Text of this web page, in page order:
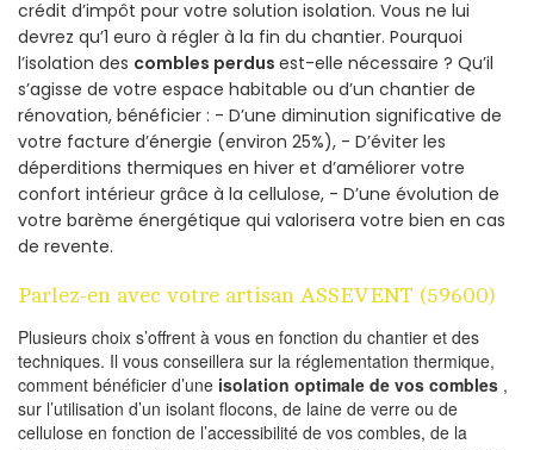
crédit d’impôt pour votre solution isolation. Vous ne lui
devrez qu’1 euro à régler à la fin du chantier. Pourquoi
l’isolation des combles perdus est-elle nécessaire ? Qu’il
s’agisse de votre espace habitable ou d’un chantier de
rénovation, bénéficier : - D’une diminution significative de
votre facture d’énergie (environ 25%), - D’éviter les
déperditions thermiques en hiver et d’améliorer votre
confort intérieur grâce à la cellulose, - D’une évolution de
votre barème énergétique qui valorisera votre bien en cas
de revente.
Parlez-en avec votre artisan ASSEVENT (59600)
Plusieurs choix s’offrent à vous en fonction du chantier et des
techniques. Il vous conseillera sur la réglementation thermique,
comment bénéficier d’une isolation optimale de vos combles ,
sur l’utilisation d’un isolant flocons, de laine de verre ou de
cellulose en fonction de l’accessibilité de vos combles, de la